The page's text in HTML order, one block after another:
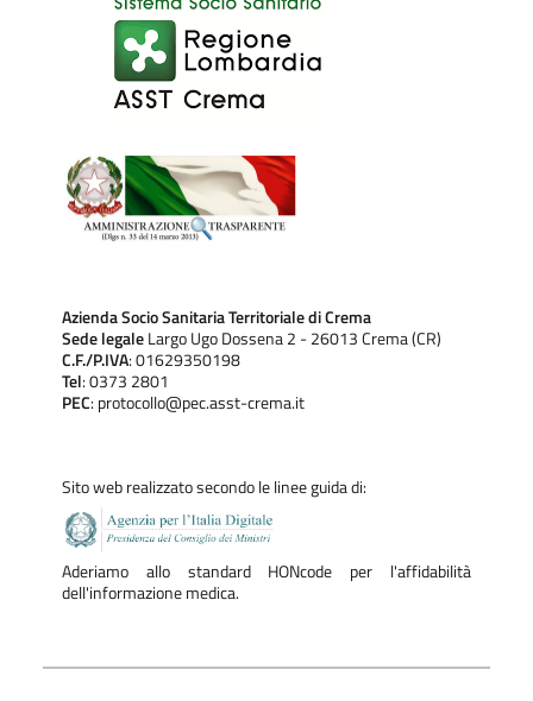
Azienda Socio Sanitaria Territoriale di Crema
Sede legaleLargo Ugo Dossena 2 - 26013 Crema (CR)
C.F./P.IVA: 01629350198
Tel: 0373 2801
PEC: protocollo@pec.asst-crema.it
Sito web realizzato secondo le linee guida di:
Aderiamo allo standard HONcode per l'affidabilità
dell'informazione medica.